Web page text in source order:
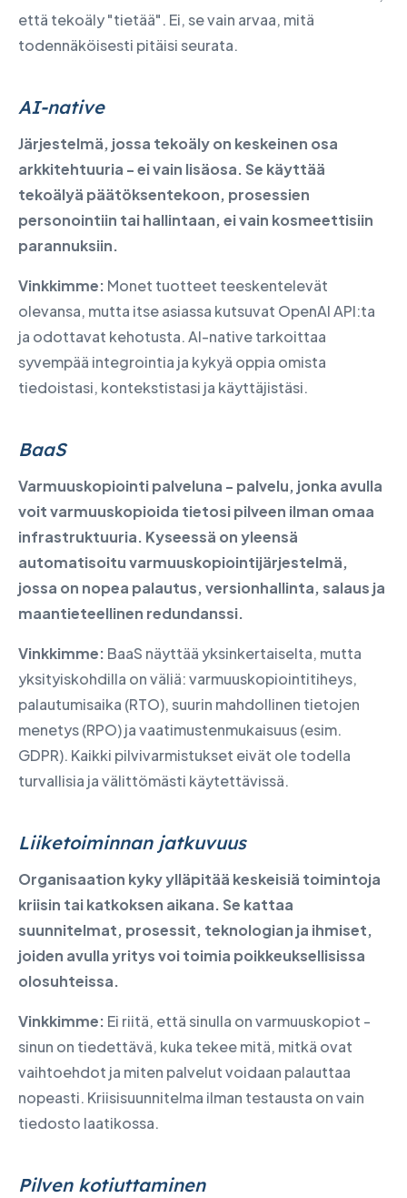
että tekoäly "tietää". Ei, se vain arvaa, mitä
todennäköisesti pitäisi seurata.
AI-native
Järjestelmä, jossa tekoäly on keskeinen osa
arkkitehtuuria - ei vain lisäosa. Se käyttää
tekoälyä päätöksentekoon, prosessien
personointiin tai hallintaan, ei vain kosmeettisiin
parannuksiin.
Vinkkimme: Monet tuotteet teeskentelevät
olevansa, mutta itse asiassa kutsuvat OpenAI API:ta
ja odottavat kehotusta. AI-native tarkoittaa
syvempää integrointia ja kykyä oppia omista
tiedoistasi, kontekstistasi ja käyttäjistäsi.
BaaS
Varmuuskopiointi palveluna - palvelu, jonka avulla
voit varmuuskopioida tietosi pilveen ilman omaa
infrastruktuuria. Kyseessä on yleensä
automatisoitu varmuuskopiointijärjestelmä,
jossa on nopea palautus, versionhallinta, salaus ja
maantieteellinen redundanssi.
Vinkkimme: BaaS näyttää yksinkertaiselta, mutta
yksityiskohdilla on väliä: varmuuskopiointitiheys,
palautumisaika (RTO), suurin mahdollinen tietojen
menetys (RPO) ja vaatimustenmukaisuus (esim.
GDPR). Kaikki pilvivarmistukset eivät ole todella
turvallisia ja välittömästi käytettävissä.
Liiketoiminnan jatkuvuus
Organisaation kyky ylläpitää keskeisiä toimintoja
kriisin tai katkoksen aikana. Se kattaa
suunnitelmat, prosessit, teknologian ja ihmiset,
joiden avulla yritys voi toimia poikkeuksellisissa
olosuhteissa.
Vinkkimme: Ei riitä, että sinulla on varmuuskopiot -
sinun on tiedettävä, kuka tekee mitä, mitkä ovat
vaihtoehdot ja miten palvelut voidaan palauttaa
nopeasti. Kriisisuunnitelma ilman testausta on vain
tiedosto laatikossa.
Pilven kotiuttaminen